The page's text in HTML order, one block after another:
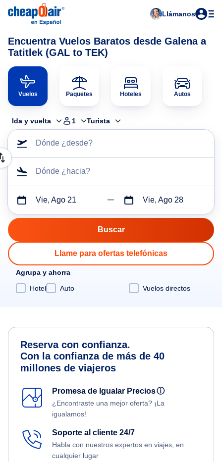
Llámanos
Encuentra Vuelos Baratos desde Galena a
Tatitlek (GAL to TEK)
Vuelos Paquetes Hoteles Autos
Ida y vuelta 1 Turista
Dónde ¿desde?
Dónde ¿hacia?
Vie, Ago 21 Vie, Ago 28
Llame para ofertas telefónicas
Agrupa y ahorra
Hotel
Auto Vuelos directos
Reserva con confianza.
Con la confianza de más de 40
millones de viajeros
Promesa de Igualar Preciosⓘ
¿Encontraste una mejor oferta? ¡La
igualamos!
Soporte al cliente 24/7
Habla con nuestros expertos en viajes, en
cualquier lugar